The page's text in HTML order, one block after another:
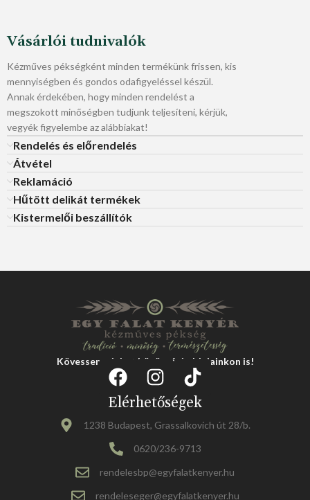
Vásárlói tudnivalók
Kézműves pékségként minden termékünk frissen, kis
mennyiségben és gondos odafigyeléssel készül.
Annak érdekében, hogy minden rendelést a
megszokott minőségben tudjunk teljesíteni, kérjük,
vegyék figyelembe az alábbiakat!
Rendelés és előrendelés
Átvétel
Reklamáció
Hűtött delikát termékek
Kistermelői beszállítók
Kövessen minket közösségi oldalainkon is!
Elérhetőségek
1238 Budapest, Grassalkovich út 28/b.
0620/236-9713
rendelesbp@egyfalatkenyer.hu
rendeleseger@egyfalatkenyer.hu